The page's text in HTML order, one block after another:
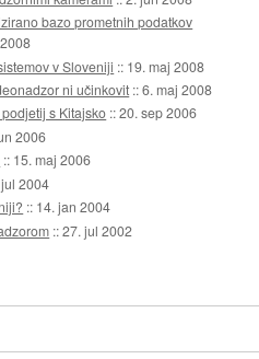
bazo prometnih podatkov
v Sloveniji :: 19. maj 2008
ni učinkovit ::6. maj 2008
s Kitajsko ::20. sep 2006
2006
:: 15. maj 2006
2004
:: 14. jan 2004
::27. jul 2002